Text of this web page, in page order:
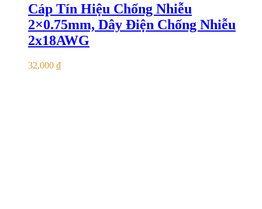
Cáp Tín Hiệu Chống Nhiễu
2×0.75mm, Dây Điện Chống Nhiễu
2x18AWG
32,000 ₫